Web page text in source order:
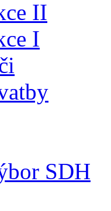
II
I
SDH